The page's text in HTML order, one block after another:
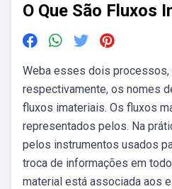
O Que São Fluxos
Weba esses dois processos,
respectivamente, os nomes
fluxos imateriais. Os fluxos
representados pelos. Na
pelos instrumentos usados
troca de informações em
material está associada aos